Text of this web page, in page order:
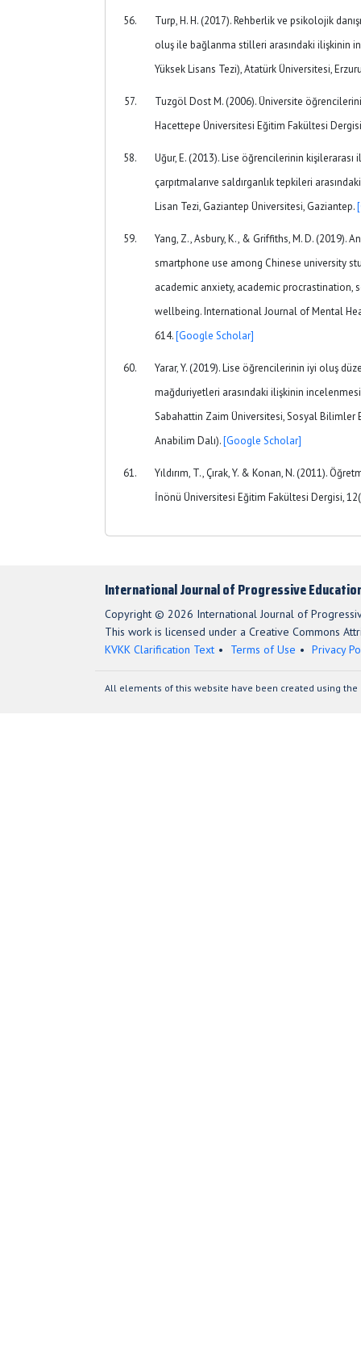
Turp, H. H. (2017). Rehberlik ve psikolojik
oluş ile bağlanma stilleri arasındaki ilişkinin
Yüksek Lisans Tezi), Atatürk Üniversitesi,
Tuzgöl Dost M. (2006). Üniversite
Hacettepe Üniversitesi Eğitim Fakültesi
Uğur, E. (2013). Lise öğrencilerinin
çarpıtmalarıve saldırganlık tepkileri
Lisan Tezi, Gaziantep Üniversitesi, Gaziantep.
Yang, Z., Asbury, K., & Griffiths, M. D. (2019).
smartphone use among Chinese university
academic anxiety, academic procrastination,
wellbeing. International Journal of Mental
614.[Google Scholar]
Yarar, Y. (2019). Lise öğrencilerinin iyi oluş
mağduriyetleri arasındaki ilişkinin
Sabahattin Zaim Üniversitesi, Sosyal Bilimler
Anabilim Dalı).[Google Scholar]
Yıldırım, T., Çırak, Y. & Konan, N. (2011).
İnönü Üniversitesi Eğitim Fakültesi Dergisi,
International Journal of Progressive
Copyright © 2026 International Journal of
This work is licensed under a Creative Commons
KVKK Clarification Text
Terms of Use Privacy
All elements of this website have been created using the